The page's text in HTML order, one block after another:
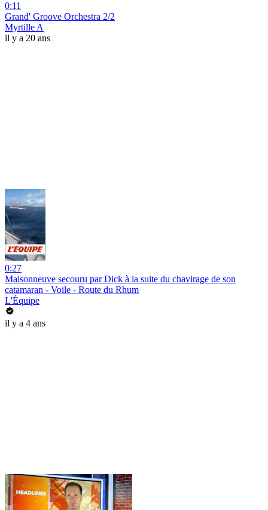
0:11
Grand' Groove Orchestra 2/2
Myrtille A
il y a 20 ans
0:27
Maisonneuve secouru par Dick à la suite du chavirage de son
catamaran - Voile - Route du Rhum
L'Équipe
il y a 4 ans